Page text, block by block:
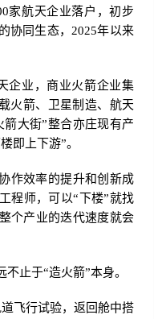
家航天企业落户，初步
协同生态，2025年以来
企业，商业火箭企业集
火箭、卫星制造、航天
大街”整合亦庄现有产
即上下游”。
作效率的提升和创新成
程师，可以“下楼”就找
个产业的迭代速度就会
止于“造火箭”本身。
飞行试验，返回舱中搭